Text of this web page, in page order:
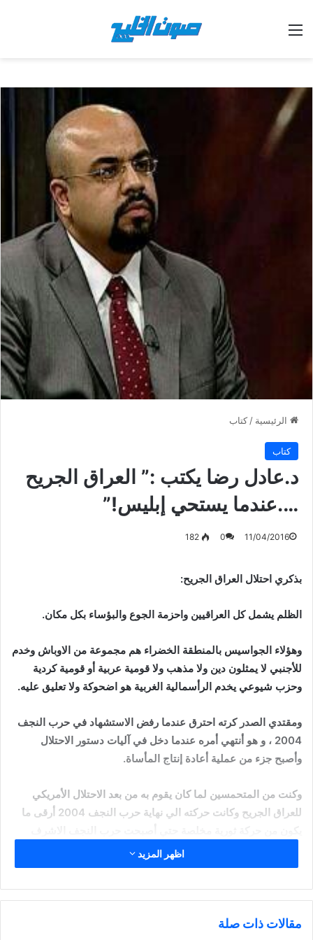
القائمة
الرئيسية /كتاب
كتاب
د.عادل رضا يكتب :” العراق الجريح
….عندما يستحي إبليس!”
11/04/2016
0
182
بذكري احتلال العراق الجريح:
الظلم يشمل كل العراقيين واحزمة الجوع والبؤساء بكل مكان.
وهؤلاء الجواسيس بالمنطقة الخضراء هم مجموعة من الاوباش وخدم
للأجنبي لا يمثلون دين ولا مذهب ولا قومية عربية أو قومية كردية
وحزب شيوعي يخدم الرأسمالية الغربية هو اضحوكة ولا تعليق عليه.
ومقتدي الصدر كرته احترق عندما رفض الاستشهاد في حرب النجف
2004 ، و هو أنتهي أمره عندما دخل في آليات دستور الاحتلال
وأصبح جزء من عملية أعادة إنتاج المأساة.
وكنت من المتحمسين لما كان يقوم به من بعد الاحتلال الأمريكي
للعراق الجريح وكانت حركته الي نهاية حرب النجف 2004 أرقى ما
ك”الحسين الموقف يعود”
وكتبت آنذاك الكثير بهذا الشأن ولعلي كنت من القلائل ولعلي الوحيد
ولست نادم عن ذلك ولا متراجع لأن ذلك الوقت وبتلك اللحظة
اظهر المزيد
مقالات ذات صلة